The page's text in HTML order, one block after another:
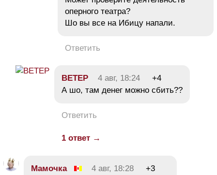
оперного театра?
Шо вы все на Ибицу напали.
Ответить
BETEP 4 авг, 18:24
+4
А шо, там денег можно сбить??
Ответить
1 ответ →
Мамочка 4 авг, 18:28
+3